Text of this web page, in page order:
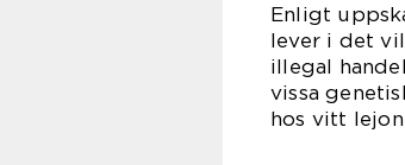
Enligt
lever i det
illegal
vissa
hos vitt